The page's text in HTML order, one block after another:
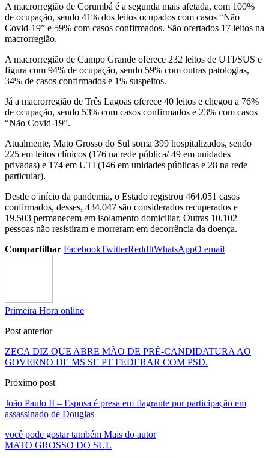
A macrorregião de Corumbá é a segunda mais afetada, com 100%
de ocupação, sendo 41% dos leitos ocupados com casos “Não
Covid-19” e 59% com casos confirmados. São ofertados 17 leitos na
macrorregião.
A macrorregião de Campo Grande oferece 232 leitos de UTI/SUS e
figura com 94% de ocupação, sendo 59% com outras patologias,
34% de casos confirmados e 1% suspeitos.
Já a macrorregião de Três Lagoas oferece 40 leitos e chegou a 76%
de ocupação, sendo 53% com casos confirmados e 23% com casos
“Não Covid-19”.
Atualmente, Mato Grosso do Sul soma 399 hospitalizados, sendo
225 em leitos clínicos (176 na rede pública/ 49 em unidades
privadas) e 174 em UTI (146 em unidades públicas e 28 na rede
particular).
Desde o início da pandemia, o Estado registrou 464.051 casos
confirmados, desses, 434.047 são considerados recuperados e
19.503 permanecem em isolamento domiciliar. Outras 10.102
pessoas não resistiram e morreram em decorrência da doença.
Compartilhar FacebookTwitterReddItWhatsAppO email
Primeira Hora online
Post anterior
ZECA DIZ QUE ABRE MÃO DE PRÉ-CANDIDATURA AO
GOVERNO DE MS SE PT FEDERAR COM PSD.
Próximo post
João Paulo II – Esposa é presa em flagrante por participação em
assassinado de Douglas
você pode gostar também Mais do autor
MATO GROSSO DO SUL